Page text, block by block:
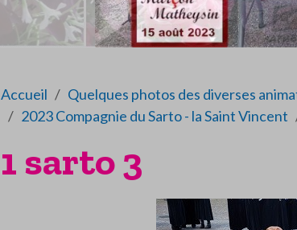
Accueil
Quelques photos des diverses
2023 Compagnie du Sarto - la Saint Vincent
1 sarto 3